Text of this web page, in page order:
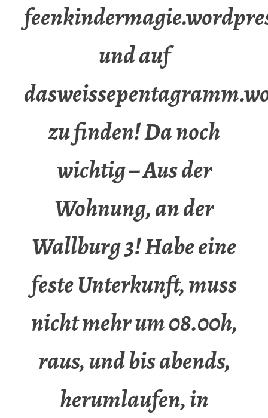
und auf
zu finden! Da noch
wichtig – Aus der
Wohnung, an der
Wallburg 3! Habe eine
feste Unterkunft, muss
nicht mehr um 08.00h,
raus, und bis abends,
herumlaufen, in